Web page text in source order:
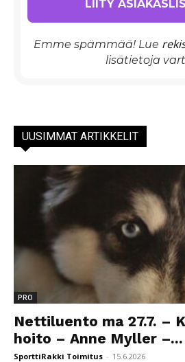
Emme spämmää! Lue
lisätietoja
UUSIMMAT ARTIKKELIT
PRO
Nettiluento ma 27.7. –
hoito – Anne Myller –...
SporttiRakki Toimitus - 15.6.2026